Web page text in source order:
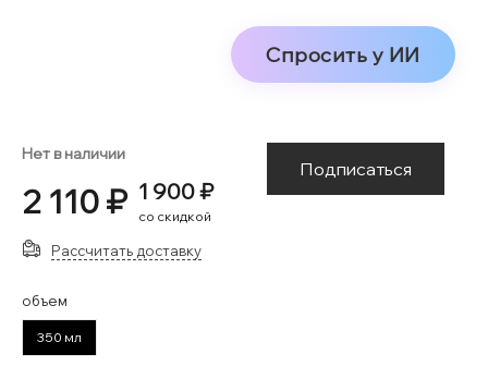
Спросить у ИИ
Нет в наличии
2 110 ₽ 1 900 ₽
со скидкой
Подписаться
Рассчитать доставку
объем
350 мл